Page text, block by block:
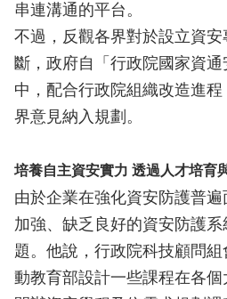
串連溝通的平台。
不過，反觀各界對於設立資
斷，政府自「行政院國家資
中，配合行政院組織改造進
界意見納入規劃。
培養自主資安實力 透過人才培育
由於企業在強化資安防護普
加強、缺乏良好的資安防護
題。他說，行政院科技顧問
動教育部設計一些課程在各